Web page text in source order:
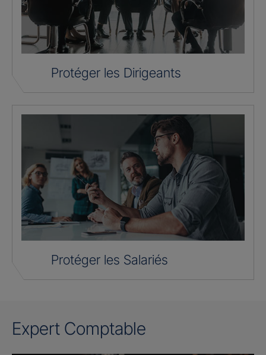
Protéger les Dirigeants
Protéger les Salariés
Expert Comptable